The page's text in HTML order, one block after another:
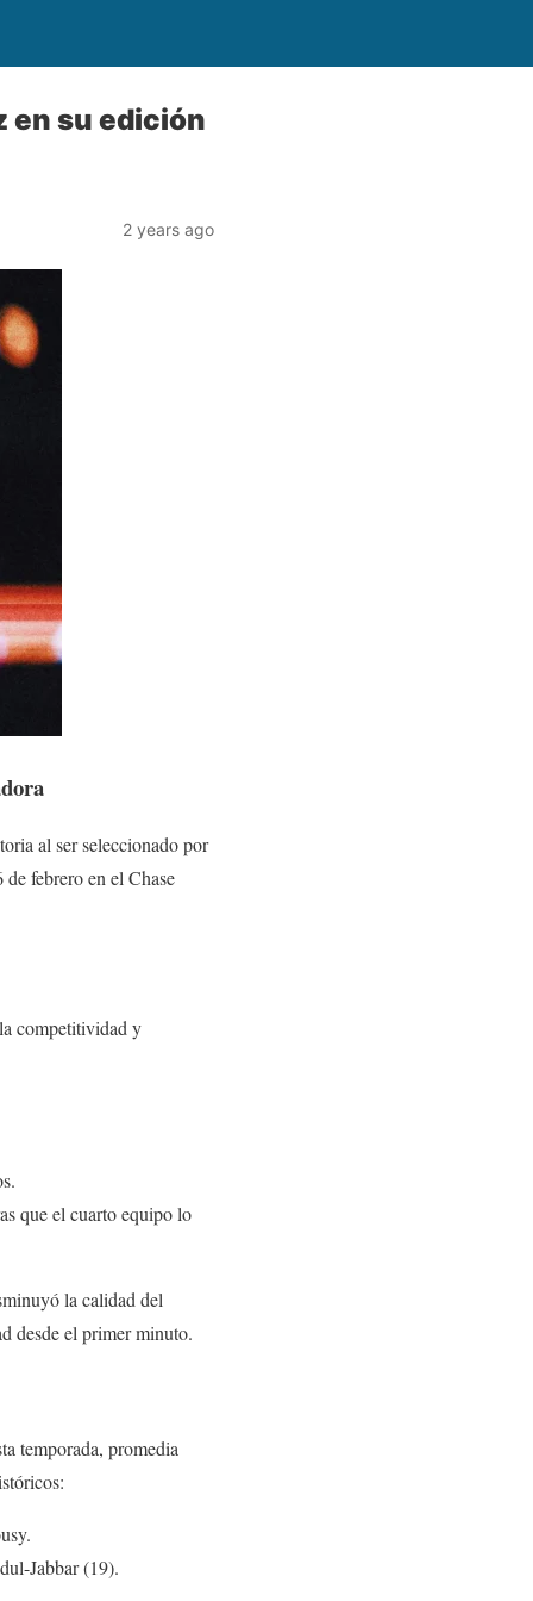
en su edición
2 years ago
al ser seleccionado por
febrero en el Chase
competitividad y
que el cuarto equipo lo
la calidad del
desde el primer minuto.
temporada, promedia
Jabbar (19).